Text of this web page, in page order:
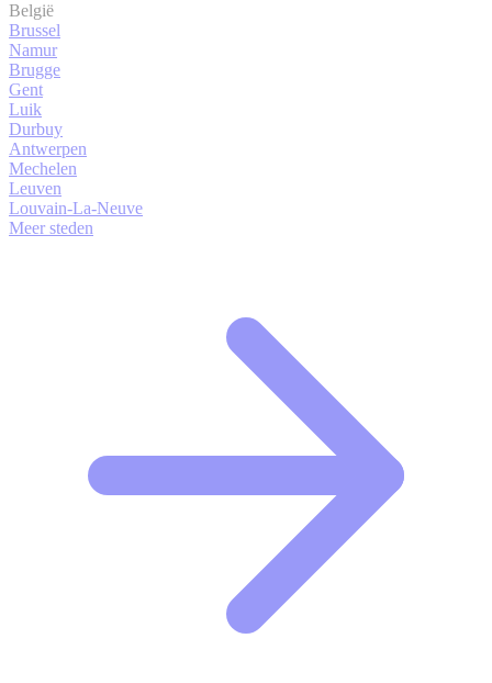
België
Brussel
Namur
Brugge
Gent
Luik
Durbuy
Antwerpen
Mechelen
Leuven
Louvain-La-Neuve
Meer steden